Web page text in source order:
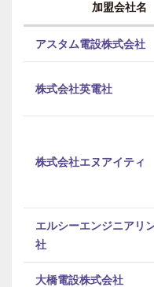
加盟会社名
アスタム電設株式会社
株式会社英電社
株式会社エヌアイティ
エルシーエンジニアリ
社
大橋電設株式会社